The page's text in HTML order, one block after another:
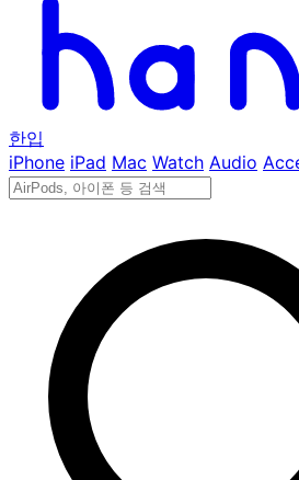
한입
iPhone iPad Mac Watch Audio